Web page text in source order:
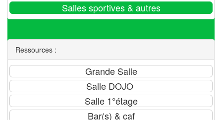
Ressources :